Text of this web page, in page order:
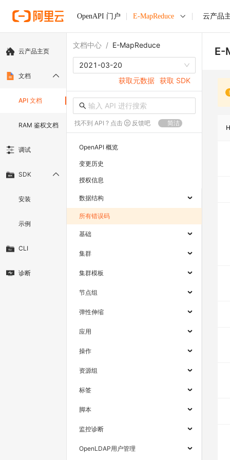
OpenAPI 门户 E-MapReduce 云产品
云产品主页
文档
API 文档
RAM 鉴权文档
调试
SDK
安装
示例
CLI
诊断
文档中心 / E-MapReduce
2021-03-20
获取元数据 获取 SDK
找不到 API ? 点击 反馈吧 简洁
OpenAPI 概览
变更历史
授权信息
数据结构
所有错误码
基础
集群
集群模板
节点组
弹性伸缩
应用
操作
资源组
标签
脚本
监控诊断
OpenLDAP用户管理
E-